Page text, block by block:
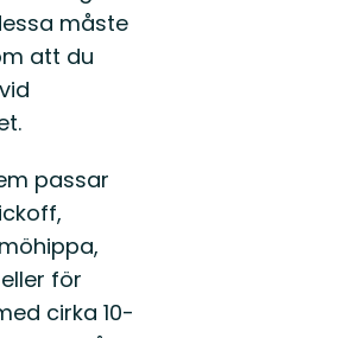
måste
att du
passar
för
cirka 10-